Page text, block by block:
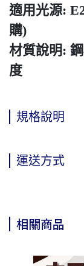
適用光源:
購)
材質說明:
度
規格說明
運送方式
相關商品